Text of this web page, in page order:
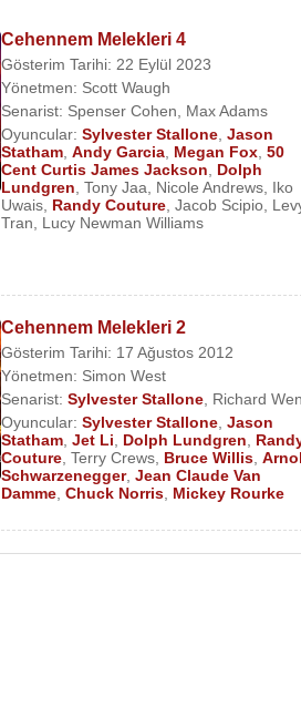
Cehennem Melekleri 4
Gösterim Tarihi: 22 Eylül 2023
Yönetmen: Scott Waugh
Senarist: Spenser Cohen
Max Adams
Oyuncular: Sylvester Stallone Jason
Statham Andy Garcia Megan Fox 50
Cent Curtis James Jackson
Dolph
Lundgren Tony Jaa Nicole Andrews Iko
Uwais Randy Couture Jacob Scipio
Tran
Lucy Newman Williams
Cehennem Melekleri 2
Gösterim Tarihi: 17 Ağustos 2012
Yönetmen: Simon West
Senarist: Sylvester Stallone Richard
Oyuncular: Sylvester Stallone Jason
Statham Jet Li Dolph Lundgren
Couture Terry Crews Bruce Willis
Schwarzenegger, Jean Claude Van
Damme Chuck Norris Mickey Rourke